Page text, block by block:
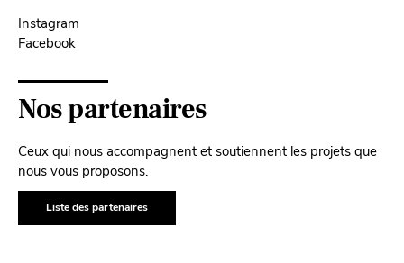
Instagram
Facebook
Nos partenaires
Ceux qui nous accompagnent et soutiennent les projets que
nous vous proposons.
Liste des partenaires